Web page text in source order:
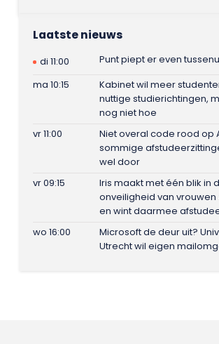
Laatste nieuws
di 11:00
Punt piept er even
ma 10:15
Kabinet wil meer
nuttige studierichtingen,
nog niet hoe
vr 11:00
Niet overal code rood op
sommige
wel door
vr 09:15
Iris maakt met één blik in
onveiligheid van
en wint daarmee
wo 16:00
Microsoft de deur uit?
Utrecht wil eigen